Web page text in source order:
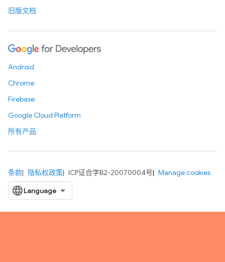
旧版文档
Android
Chrome
Firebase
Google Cloud Platform
所有产品
条款 隐私权政策 ICP证合字B2-20070004号 Manage cookies